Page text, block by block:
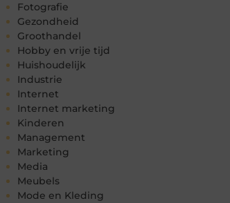
Fotografie
Gezondheid
Groothandel
Hobby en vrije tijd
Huishoudelijk
Industrie
Internet
Internet marketing
Kinderen
Management
Marketing
Media
Meubels
Mode en Kleding